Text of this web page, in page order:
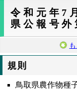
令和元年7
県公報号外
規則
鳥取県農作物種